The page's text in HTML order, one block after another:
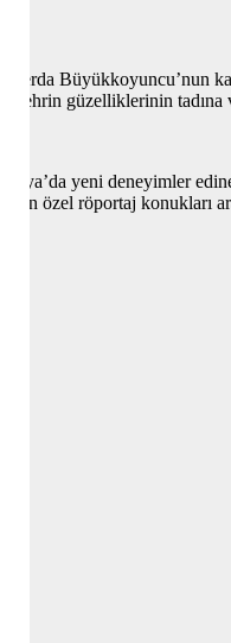
Serda
güzelliklerinin tadına
yeni deneyimler
özel röportaj konukları